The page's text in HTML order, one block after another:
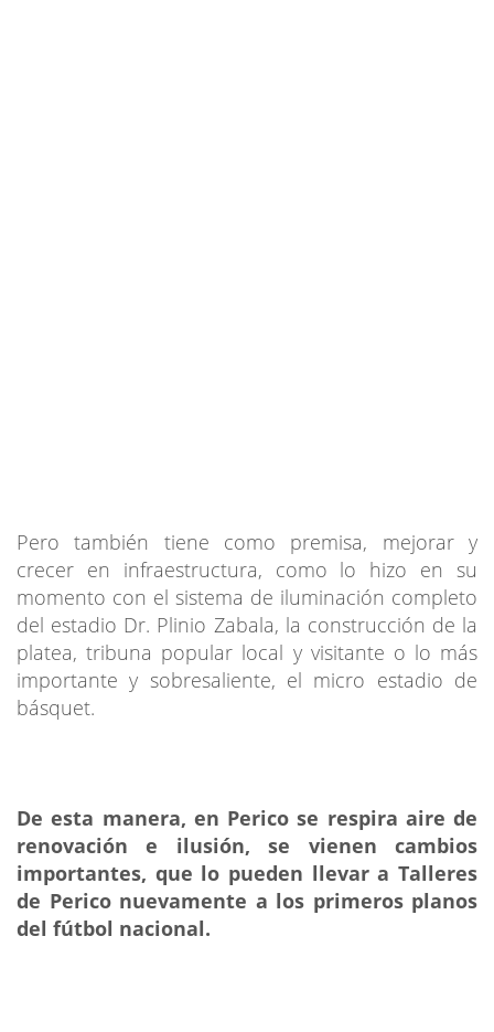
Pero también tiene como premisa, mejorar y
crecer en infraestructura, como lo hizo en su
momento con el sistema de iluminación completo
del estadio Dr. Plinio Zabala, la construcción de la
platea, tribuna popular local y visitante o lo más
importante y sobresaliente, el micro estadio de
básquet.
De esta manera, en Perico se respira aire de
renovación e ilusión, se vienen cambios
importantes, que lo pueden llevar a Talleres
de Perico nuevamente a los primeros planos
del fútbol nacional.